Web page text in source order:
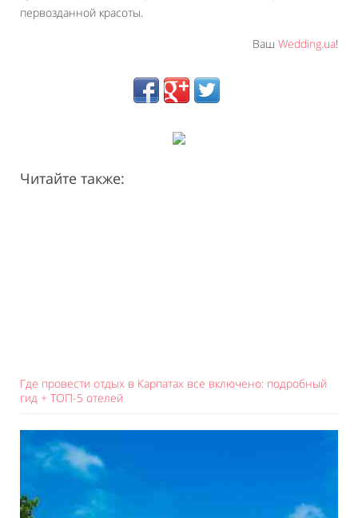
первозданной красоты.
Ваш Wedding.ua!
Читайте также:
Где провести отдых в Карпатах все включено: подробный
гид + ТОП-5 отелей